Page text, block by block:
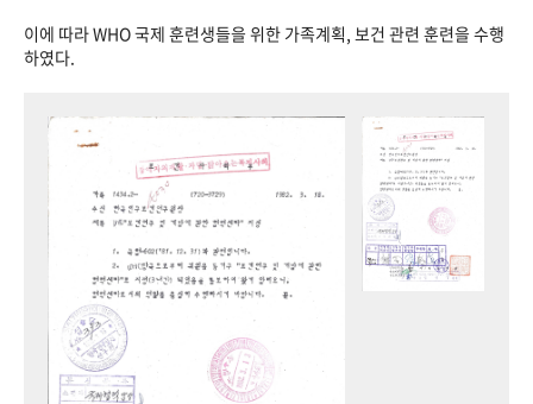
이에 따라 WHO 국제 훈련생들을 위한 가족계획, 보건 관련 훈련을 수행
하였다.